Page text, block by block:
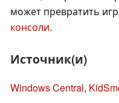
может превратить
консоли.
Источник(и)
Windows Central,